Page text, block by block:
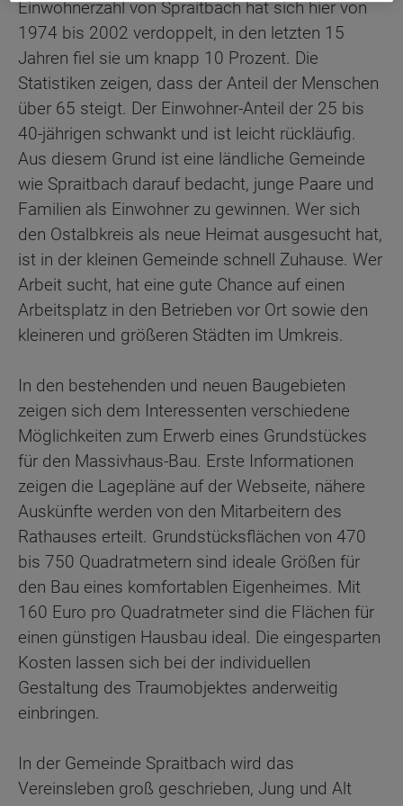
Einwohnerzahl von Spraitbach hat sich hier von
1974 bis 2002 verdoppelt, in den letzten 15
Jahren fiel sie um knapp 10 Prozent. Die
Statistiken zeigen, dass der Anteil der Menschen
über 65 steigt. Der Einwohner-Anteil der 25 bis
40-jährigen schwankt und ist leicht rückläufig.
Aus diesem Grund ist eine ländliche Gemeinde
wie Spraitbach darauf bedacht, junge Paare und
Familien als Einwohner zu gewinnen. Wer sich
den Ostalbkreis als neue Heimat ausgesucht hat,
ist in der kleinen Gemeinde schnell Zuhause. Wer
Arbeit sucht, hat eine gute Chance auf einen
Arbeitsplatz in den Betrieben vor Ort sowie den
kleineren und größeren Städten im Umkreis.
In den bestehenden und neuen Baugebieten
zeigen sich dem Interessenten verschiedene
Möglichkeiten zum Erwerb eines Grundstückes
für den Massivhaus-Bau. Erste Informationen
zeigen die Lagepläne auf der Webseite, nähere
Auskünfte werden von den Mitarbeitern des
Rathauses erteilt. Grundstücksflächen von 470
bis 750 Quadratmetern sind ideale Größen für
den Bau eines komfortablen Eigenheimes. Mit
160 Euro pro Quadratmeter sind die Flächen für
einen günstigen Hausbau ideal. Die eingesparten
Kosten lassen sich bei der individuellen
Gestaltung des Traumobjektes anderweitig
einbringen.
In der Gemeinde Spraitbach wird das
Vereinsleben groß geschrieben, Jung und Alt